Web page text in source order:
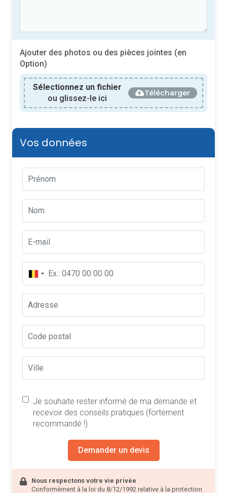
Ajouter des photos ou des pièces jointes (en
Option)
Sélectionnez un fichier
ou glissez-le ici
Télécharger
Vos données
Je souhaite rester informé de ma demande et
recevoir des conseils pratiques (fortement
recommandé !)
Demander un devis
Nous respectons votre vie privée
Conformément à la loi du 8/12/1992 relative à la protection